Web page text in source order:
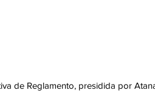
de Reglamento, presidida por